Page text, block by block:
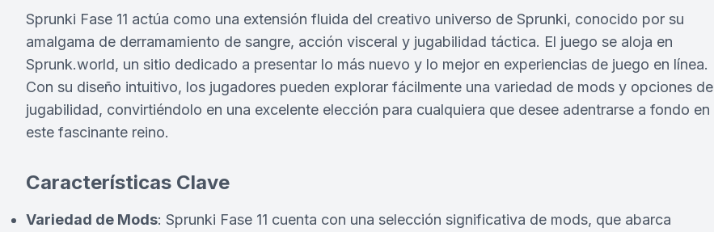
Sprunki Fase 11 actúa como una extensión fluida del creativo universo de Sprunki, conocido por su
amalgama de derramamiento de sangre, acción visceral y jugabilidad táctica. El juego se aloja en
Sprunk.world, un sitio dedicado a presentar lo más nuevo y lo mejor en experiencias de juego en línea.
Con su diseño intuitivo, los jugadores pueden explorar fácilmente una variedad de mods y opciones de
jugabilidad, convirtiéndolo en una excelente elección para cualquiera que desee adentrarse a fondo en
este fascinante reino.
Características Clave
Variedad de Mods: Sprunki Fase 11 cuenta con una selección significativa de mods, que abarca